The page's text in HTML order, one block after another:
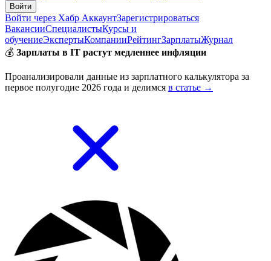
Войти
Войти через Хабр АккаунтЗарегистрироваться
ВакансииСпециалистыКурсы и
обучениеЭкспертыКомпанииРейтингЗарплатыЖурнал
💰 Зарплаты в IT растут медленнее инфляции
Проанализировали данные из зарплатного калькулятора за
первое полугодие 2026 года и делимся в статье →